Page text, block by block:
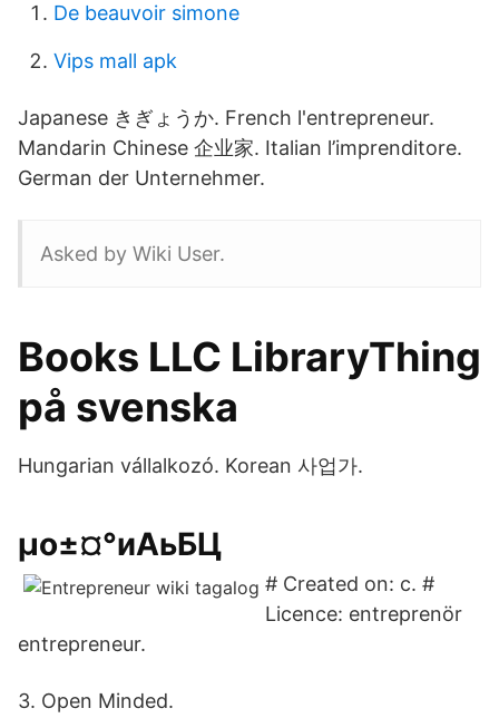
De beauvoir simone
Vips mall apk
Japanese きぎょうか. French l'entrepreneur.
Mandarin Chinese 企业家. Italian l’imprenditore.
German der Unternehmer.
Asked by Wiki User.
Books LLC LibraryThing
på svenska
Hungarian vállalkozó. Korean 사업가.
µо±¤°иАьБЦ
# Created on: c. #
Licence: entreprenör
entrepreneur.
3. Open Minded.